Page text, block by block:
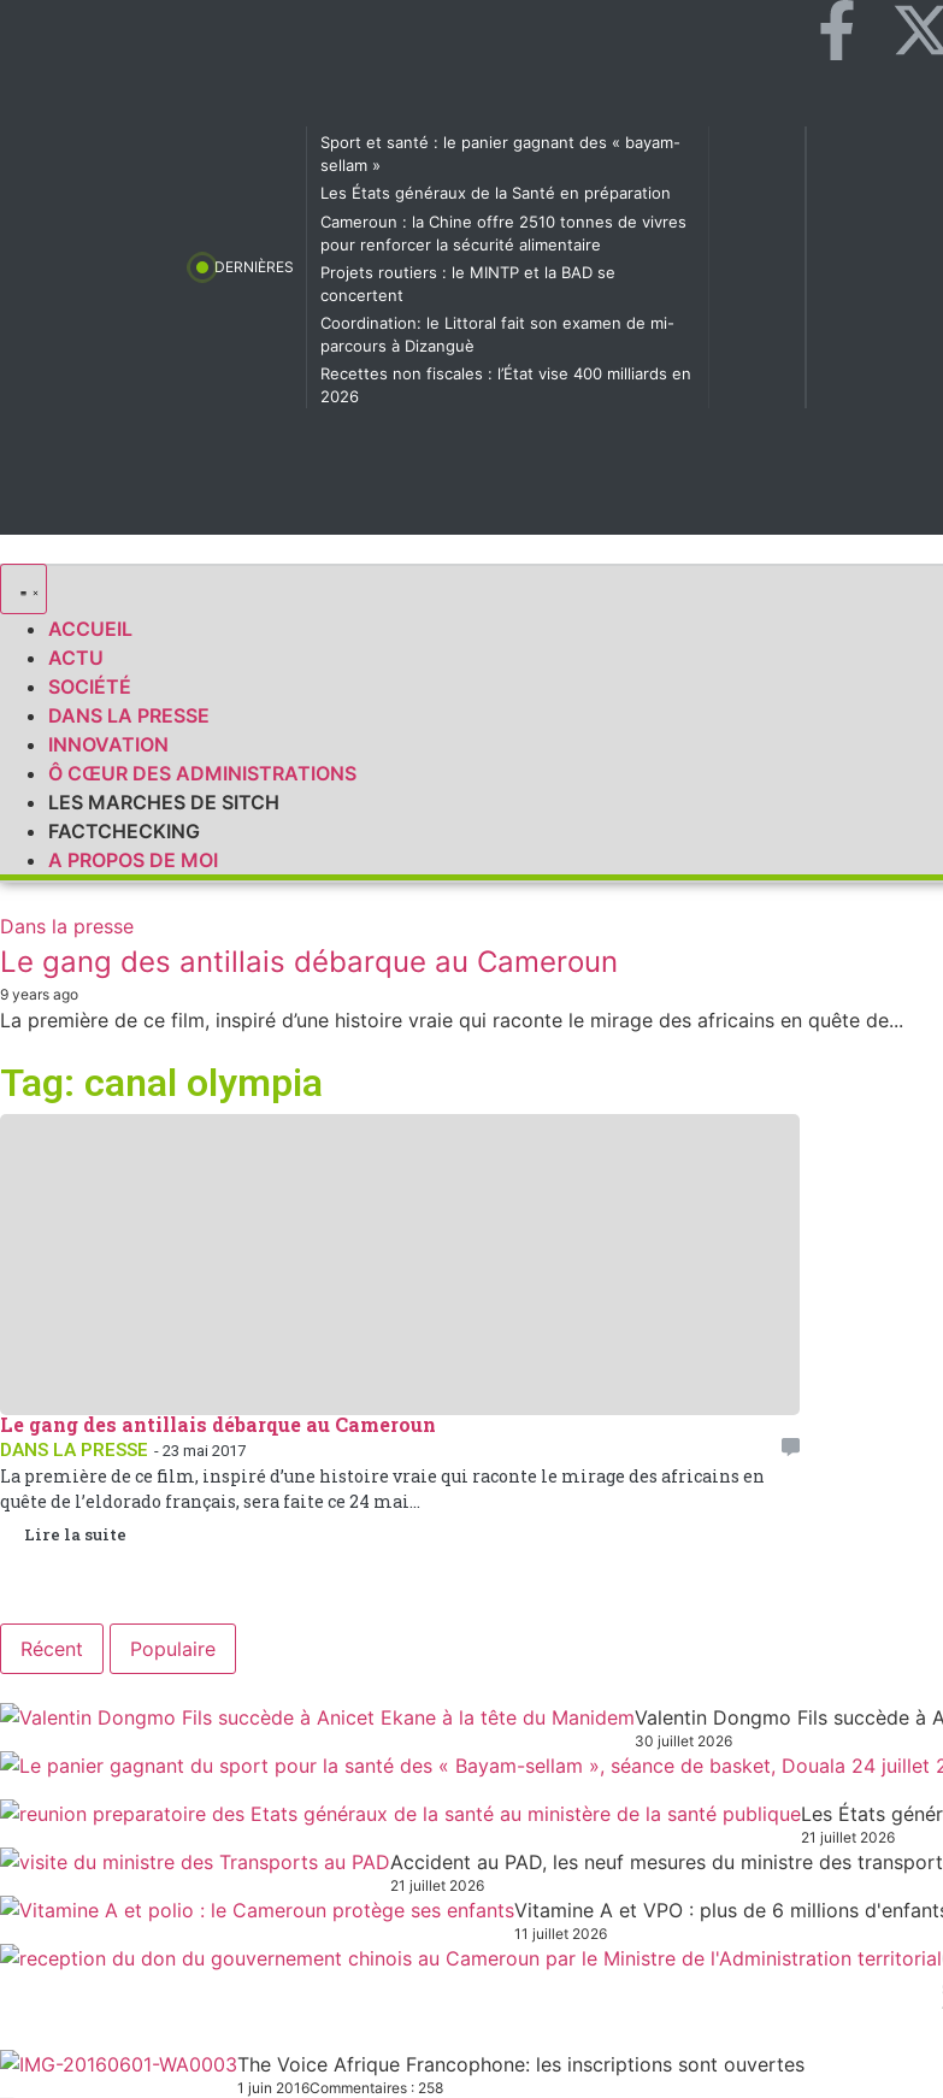
DERNIÈRES
Sport et santé : le panier gagnant des « bayam-
sellam »
Les États généraux de la Santé en préparation
Cameroun : la Chine offre 2510 tonnes de vivres
pour renforcer la sécurité alimentaire
Projets routiers : le MINTP et la BAD se
concertent
Coordination: le Littoral fait son examen de mi-
parcours à Dizanguè
Recettes non fiscales : l’État vise 400 milliards en
2026
ACCUEIL
ACTU
SOCIÉTÉ
DANS LA PRESSE
INNOVATION
Ô CŒUR DES ADMINISTRATIONS
LES MARCHES DE SITCH
FACTCHECKING
A PROPOS DE MOI
Dans la presse
Le gang des antillais débarque au Cameroun
9 years ago
La première de ce film, inspiré d’une histoire vraie qui raconte le mirage des africains en quête de...
Tag: canal olympia
Le gang des antillais débarque au Cameroun
DANS LA PRESSE - 23 mai 2017
La première de ce film, inspiré d’une histoire vraie qui raconte le mirage des africains en
quête de l’eldorado français, sera faite ce 24 mai...
Lire la suite
Récent Populaire
Valentin Dongmo Fils succède à
30 juillet 2026
Les États
21 juillet 2026
Accident au PAD, les neuf mesures du ministre des
21 juillet 2026
Vitamine A et VPO : plus de 6 millions
11 juillet 2026
The Voice Afrique Francophone: les inscriptions sont ouvertes
1 juin 2016Commentaires : 258